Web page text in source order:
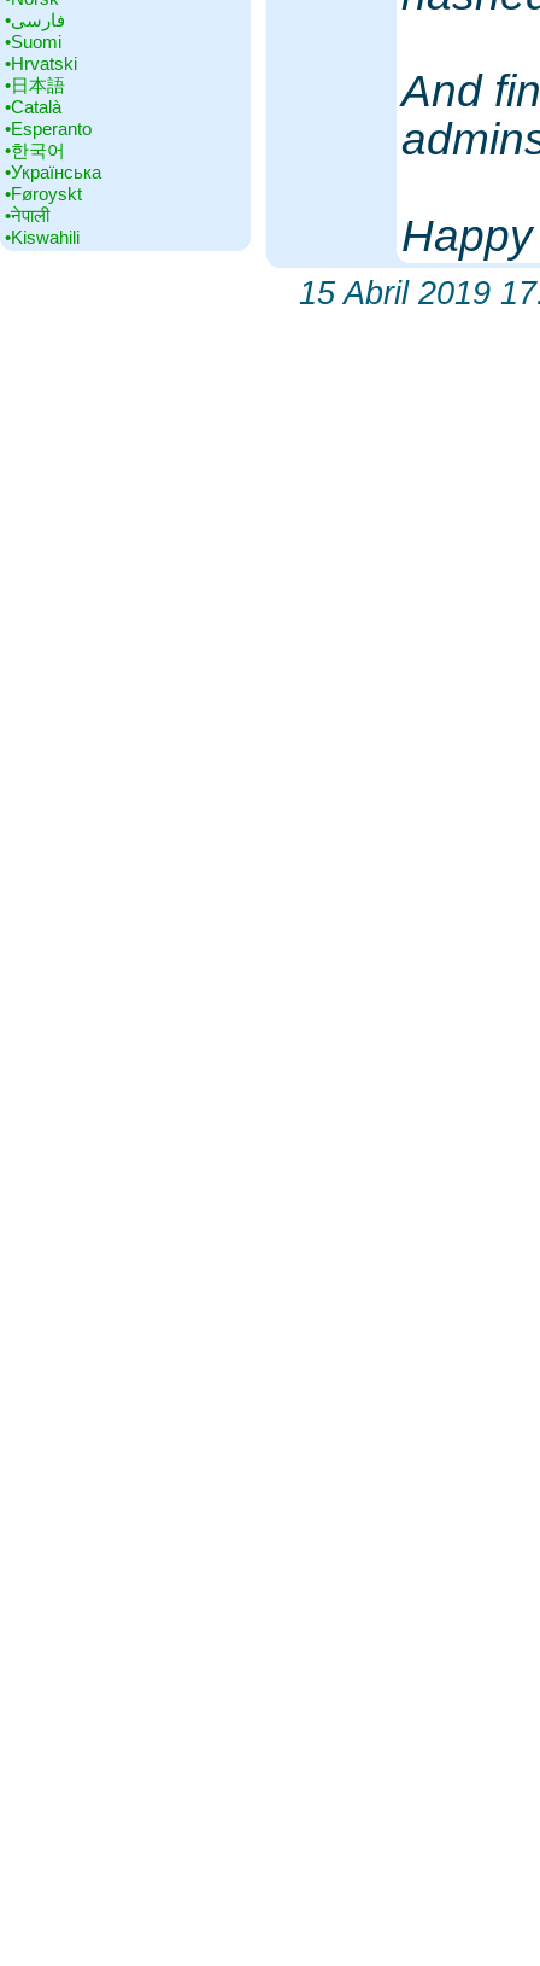
•‎فارسی
•‎Suomi
•‎Hrvatski
•‎日本語
•‎Català
•‎Esperanto
•‎한국어
•‎Українська
•‎Føroyskt
•‎नेपाली
•‎Kiswahili
And
15 Abril 2019